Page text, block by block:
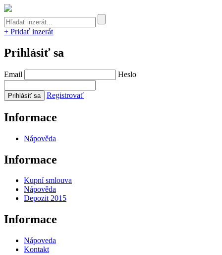
+ Pridať inzerát
Prihlásiť sa
Email Heslo
Registrovať
Informace
Nápověda
Informace
Kupní smlouva
Nápověda
Depozit 2015
Informace
Nápoveda
Kontakt